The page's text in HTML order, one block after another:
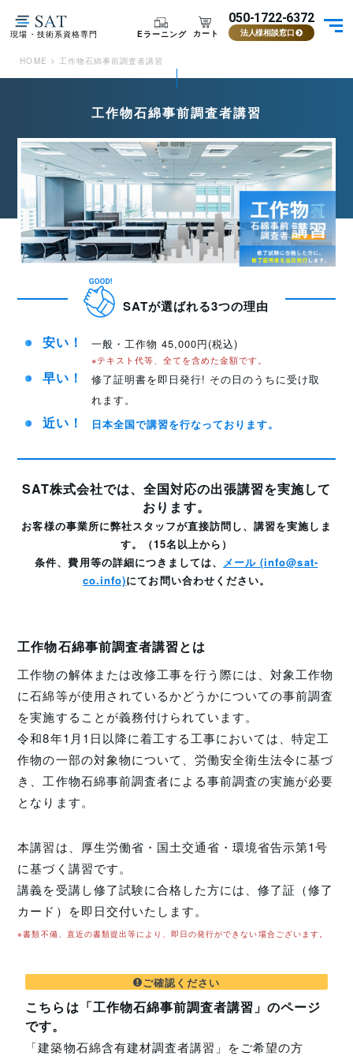
現場・技術系資格専門 Eラーニング カート
050-1722-6372
法人様相談窓口
HOME > 工作物石綿事前調査者講習
工作物石綿事前調査者講習
SATが選ばれる3つの理由
安い！ 一般・工作物 45,000円(税込)
※テキスト代等、全てを含めた金額です。
早い！
修了証明書を即日発行! その日のうちに受け取
れます。
近い！ 日本全国で講習を行なっております。
SAT株式会社では、全国対応の出張講習を実施して
おります。
お客様の事業所に弊社スタッフが直接訪問し、講習を実施しま
す。（15名以上から）
条件、費用等の詳細につきましては、 メール (info@sat-
co.info)にてお問い合わせください。
工作物石綿事前調査者講習とは
工作物の解体または改修工事を行う際には、対象工作物
に石綿等が使用されているかどうかについての事前調査
を実施することが義務付けられています。
令和8年1月1日以降に着工する工事においては、特定工
作物の一部の対象物について、労働安全衛生法令に基づ
き、工作物石綿事前調査者による事前調査の実施が必要
となります。
本講習は、厚生労働省・国土交通省・環境省告示第1号
に基づく講習です。
講義を受講し修了試験に合格した方には、修了証（修了
カード）を即日交付いたします。
※書類不備、直近の書類提出等により、即日の発行ができない場合ございます。
ご確認ください
こちらは「工作物石綿事前調査者講習」のページ
です。
「建築物石綿含有建材調査者講習」をご希望の方